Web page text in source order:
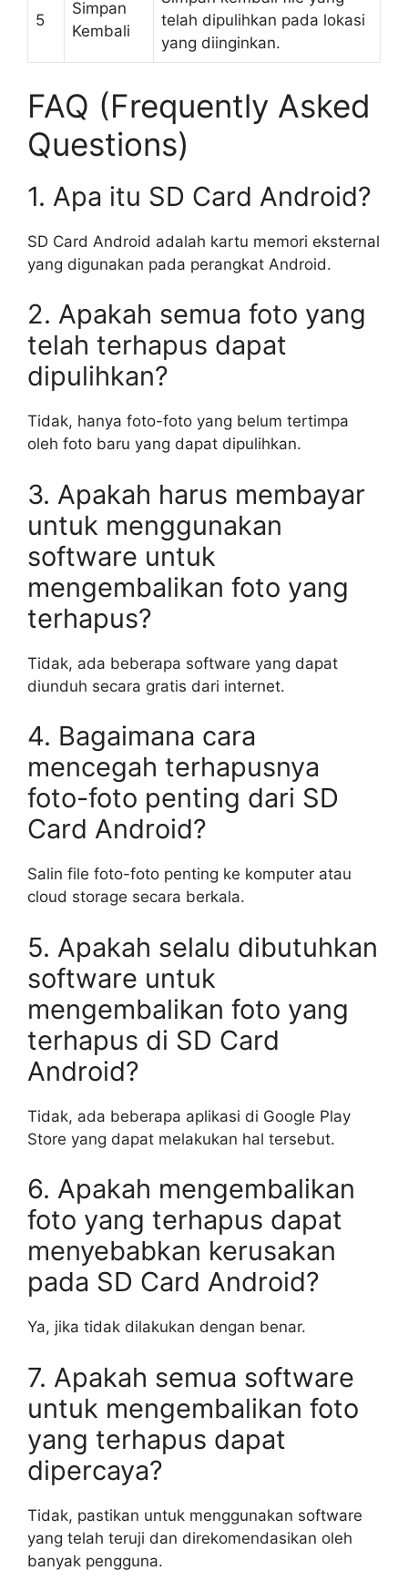
5
Simpan
Kembali
telah dipulihkan pada lokasi
yang diinginkan.
FAQ (Frequently Asked
Questions)
1. Apa itu SD Card Android?
SD Card Android adalah kartu memori eksternal
yang digunakan pada perangkat Android.
2. Apakah semua foto yang
telah terhapus dapat
dipulihkan?
Tidak, hanya foto-foto yang belum tertimpa
oleh foto baru yang dapat dipulihkan.
3. Apakah harus membayar
untuk menggunakan
software untuk
mengembalikan foto yang
terhapus?
Tidak, ada beberapa software yang dapat
diunduh secara gratis dari internet.
4. Bagaimana cara
mencegah terhapusnya
foto-foto penting dari SD
Card Android?
Salin file foto-foto penting ke komputer atau
cloud storage secara berkala.
5. Apakah selalu dibutuhkan
software untuk
mengembalikan foto yang
terhapus di SD Card
Android?
Tidak, ada beberapa aplikasi di Google Play
Store yang dapat melakukan hal tersebut.
6. Apakah mengembalikan
foto yang terhapus dapat
menyebabkan kerusakan
pada SD Card Android?
Ya, jika tidak dilakukan dengan benar.
7. Apakah semua software
untuk mengembalikan foto
yang terhapus dapat
dipercaya?
Tidak, pastikan untuk menggunakan software
yang telah teruji dan direkomendasikan oleh
banyak pengguna.